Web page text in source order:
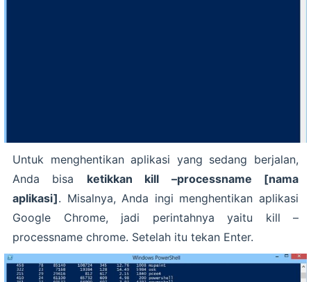
Untuk menghentikan aplikasi yang sedang berjalan,
Anda bisa ketikkan kill –processname [nama
aplikasi]. Misalnya, Anda ingi menghentikan aplikasi
Google Chrome, jadi perintahnya yaitu kill –
processname chrome. Setelah itu tekan Enter.